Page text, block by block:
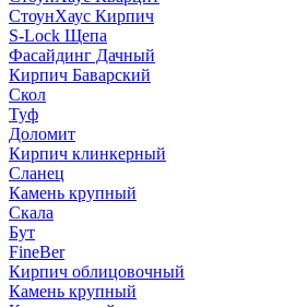
СтоунХаус Кирпич
S-Lock Щепа
Фасайдинг Дачный
Кирпич Баварский
Скол
Туф
Доломит
Кирпич клинкерный
Сланец
Камень крупный
Скала
Бут
FineBer
Кирпич облицовочный
Камень крупный